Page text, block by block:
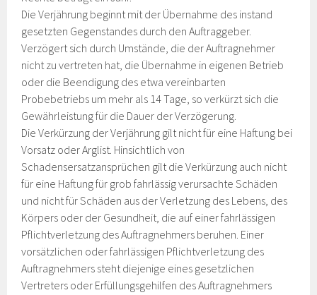
Die Verjährung beginnt mit der Übernahme des instand
gesetzten Gegenstandes durch den Auftraggeber.
Verzögert sich durch Umstände, die der Auftragnehmer
nicht zu vertreten hat, die Übernahme in eigenen Betrieb
oder die Beendigung des etwa vereinbarten
Probebetriebs um mehr als 14 Tage, so verkürzt sich die
Gewährleistung für die Dauer der Verzögerung.
Die Verkürzung der Verjährung gilt nicht für eine Haftung bei
Vorsatz oder Arglist. Hinsichtlich von
Schadensersatzansprüchen gilt die Verkürzung auch nicht
für eine Haftung für grob fahrlässig verursachte Schäden
und nicht für Schäden aus der Verletzung des Lebens, des
Körpers oder der Gesundheit, die auf einer fahrlässigen
Pflichtverletzung des Auftragnehmers beruhen. Einer
vorsätzlichen oder fahrlässigen Pflichtverletzung des
Auftragnehmers steht diejenige eines gesetzlichen
Vertreters oder Erfüllungsgehilfen des Auftragnehmers